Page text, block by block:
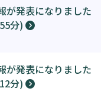
が発表になりました
分)
が発表になりました
分)